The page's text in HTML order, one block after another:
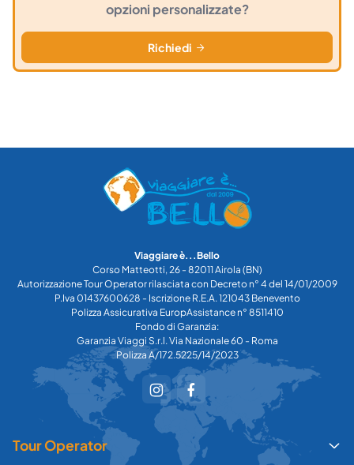
opzioni personalizzate?
Richiedi
Viaggiare è...Bello
Corso Matteotti, 26 - 82011 Airola (BN)
Autorizzazione Tour Operator rilasciata con Decreto n° 4 del 14/01/2009
P.Iva 01437600628 - Iscrizione R.E.A. 121043 Benevento
Polizza Assicurativa EuropAssistance n° 8511410
Fondo di Garanzia:
Garanzia Viaggi S.r.l. Via Nazionale 60 - Roma
Polizza A/172.5225/14/2023
Tour Operator